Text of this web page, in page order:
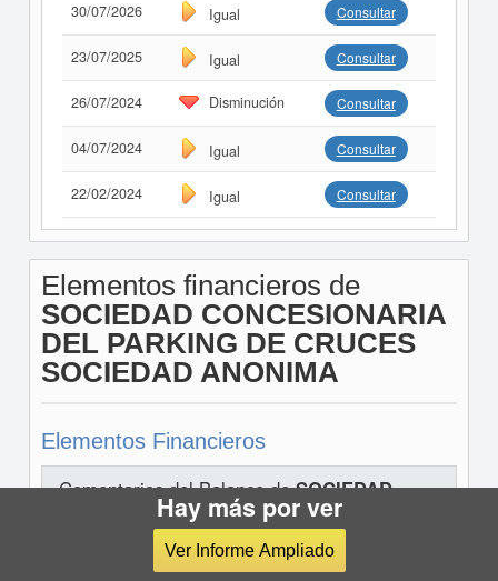
30/07/2026 Igual Consultar
23/07/2025 Igual Consultar
26/07/2024 Disminución Consultar
04/07/2024 Igual Consultar
22/02/2024 Igual Consultar
Elementos financieros de
SOCIEDAD CONCESIONARIA
DEL PARKING DE CRUCES
SOCIEDAD ANONIMA
Elementos Financieros
Comentarios del Balance deSOCIEDAD
CONCESIONARIA DEL PARKING DE
CRUCES SOCIEDAD ANONIMA
Hay más por ver
Ver Informe Ampliado